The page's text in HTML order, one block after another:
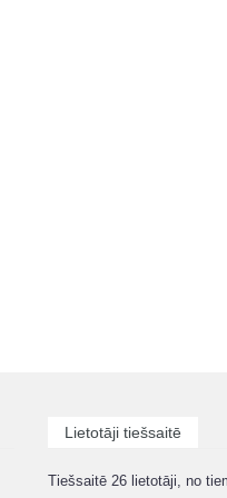
Lietotāji tiešsaitē
Tiešsaitē 26 lietotāji, no